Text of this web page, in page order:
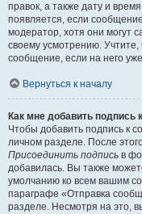
правок, а также дату и
появляется, если
модератор, хотя они могут
своему усмотрению.
сообщение, если на него
Вернуться к началу
Как мне добавить
Чтобы добавить подпись к
личном разделе. После
Присоединить подпись в
добавилась. Вы также
умолчанию ко всем вашим
параграфе «Отправка
разделе. Несмотря на это,